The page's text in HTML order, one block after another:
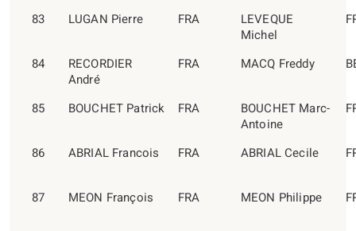
83 LUGAN Pierre FRA
LEVEQUE
Michel
84
RECORDIER
André
FRA MACQ Freddy
85 BOUCHET Patrick FRA
BOUCHET Marc-
Antoine
86 ABRIAL Francois FRA ABRIAL Cecile
87 MEON François FRA MEON Philippe